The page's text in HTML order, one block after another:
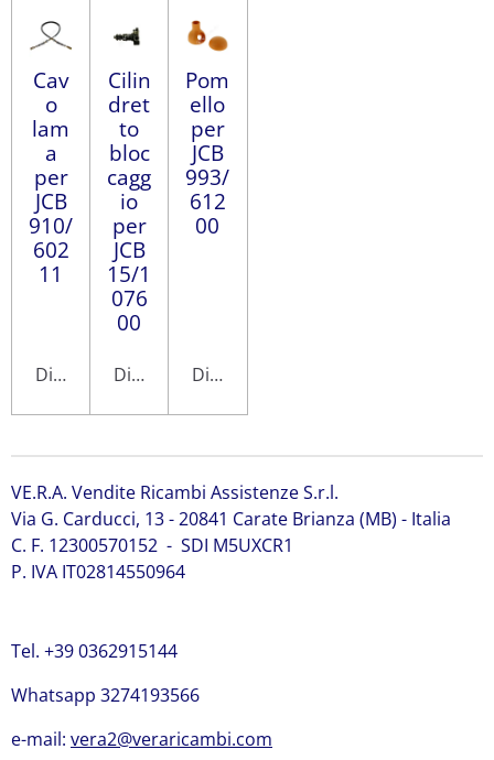
Cav
o
lam
a
per
JCB
910/
602
11
Disabilitato
Cilin
dret
to
bloc
cagg
io
per
JCB
15/1
076
00
Disabilitato
Pom
ello
per
JCB
993/
612
00
Disabilitato
VE.R.A. Vendite Ricambi Assistenze S.r.l.
Via G. Carducci, 13 - 20841 Carate Brianza (MB) - Italia
C. F. 12300570152 - SDI M5UXCR1
P. IVA IT02814550964
Tel. +39 0362915144
Whatsapp 3274193566
e-mail: vera2@veraricambi.com